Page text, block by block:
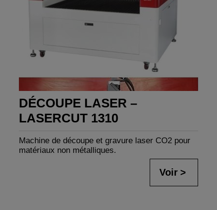
DÉCOUPE LASER –
LASERCUT 1310
Machine de découpe et gravure laser CO2 pour
matériaux non métalliques.
Voir